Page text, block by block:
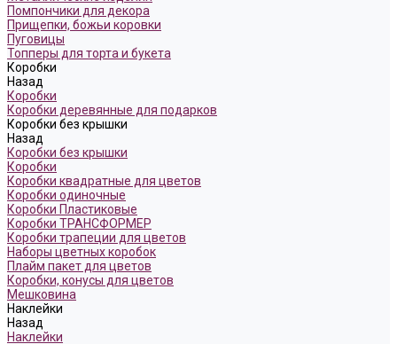
Помпончики для декора
Прищепки, божьи коровки
Пуговицы
Топперы для торта и букета
Коробки
Назад
Коробки
Коробки деревянные для подарков
Коробки без крышки
Назад
Коробки без крышки
Коробки
Коробки квадратные для цветов
Коробки одиночные
Коробки Пластиковые
Коробки ТРАНСФОРМЕР
Коробки трапеции для цветов
Наборы цветных коробок
Плайм пакет для цветов
Коробки, конусы для цветов
Мешковина
Наклейки
Назад
Наклейки